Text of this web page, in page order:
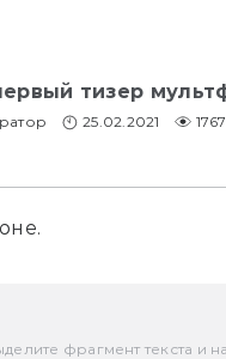
тизер
25.02.2021 1767
фрагмент текста и